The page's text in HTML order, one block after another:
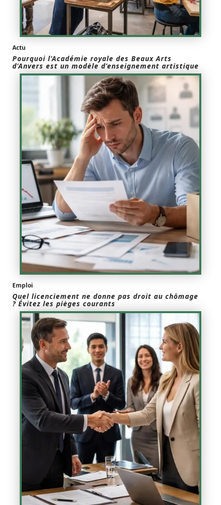
Actu
Pourquoi l’Académie royale des Beaux Arts
d’Anvers est un modèle d’enseignement artistique
Emploi
Quel licenciement ne donne pas droit au chômage
? Évitez les pièges courants